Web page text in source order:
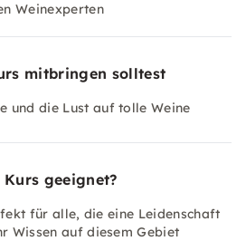
Weinexperten
mitbringen solltest
und die Lust auf tolle Weine
geeignet?
für alle, die eine Leidenschaft
Wissen auf diesem Gebiet